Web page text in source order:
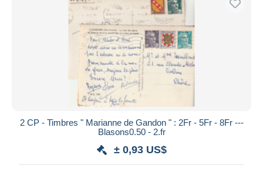
2 CP - Timbres " Marianne de Gandon " : 2Fr - 5Fr - 8Fr ---
Blasons0.50 - 2.fr
± 0,93 US$